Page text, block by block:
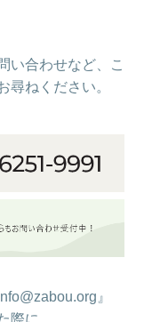
い合わせなど、こ
尋ねください。
』
際に、